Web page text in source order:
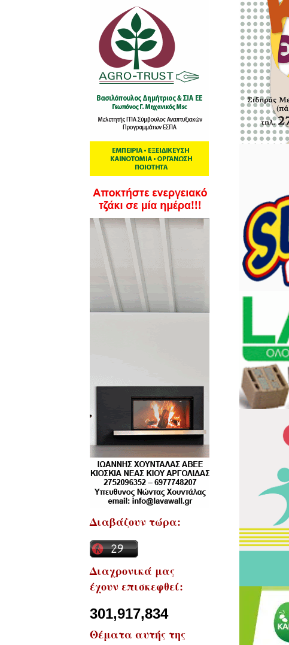
Διαβάζουν τώρα:
Διαχρονικά μας
έχουν επισκεφθεί:
301,917,834
Θέματα αυτής της